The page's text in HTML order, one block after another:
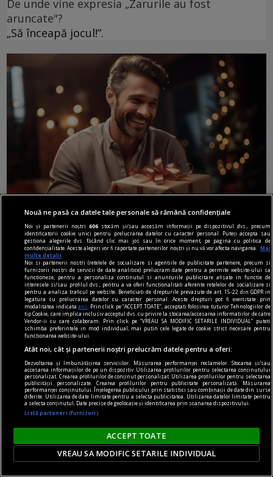
De unde vine expresia „Zarurile au fost
aruncate"?
„Să înceapă jocul!”.
publicitate
Idei de cadouri pentru bărbații din viața ta - ce să
le dăruiești, în funcție de relația dintre voi
Așa că, o idee bună este să notezi fiecare link pe
care ți-l trimite amicul tău, pentru a fi mai ușor
să îi găsești cadoul ideal.
Nouă ne pasă ca datele tale personale să rămână confidențiale
Noi și partenerii noștri606 stocăm și/sau accesăm informații pe dispozitivul dvs., precum
identificatorii cookie unici pentru prelucrarea datelor cu caracter personal. Puteți accepta sau
gestiona alegerile dvs. făcând clic mai jos sau în orice moment, pe pagina cu politica de
confidențialitate. Aceste alegeri vor fi raportate partenerilor noștri și nu vă vor afecta navigarea.
Mai
multe detalii
Noi si partenerii nostri (retelele de socializare si agentiile de publicitate partenere, precum si
furnizorii nostri de servicii de date analitice) prelucram date pentru a permite website-ului sa
functioneze, pentru a personaliza continutul si anunturile publicitare afisate in functie de
interesele si/sau profilul dvs., pentru a va oferi functionalitati aferente retelelor de socializare si
pentru a analiza traficul pe website. Beneficiati de drepturile prevazute de art. 15-22 din GDPR in
legatura cu prelucrarea datelor cu caracter personal. Aceste drepturi pot fi exercitate prin
modalitatea indicataaici
. Prin click pe “ACCEPT TOATE”, acceptati folosirea tuturor Tehnologiilor de
tip Cookie, care implica inclusiv acceptul dvs. cu privire la stocarea/accesarea informatiilor de catre
Vendor-ii cu care colaboram. Prin click pe “VREAU SA MODIFIC SETARILE INDIVIDUAL” puteti
schimba preferintele in mod individual, mai putin cele legate de cookie strict necesare pentru
functionarea website-ului.
Atât noi, cât și partenerii noștri prelucrăm datele pentru a oferi:
Dezvoltarea și îmbunătățirea serviciilor. Măsurarea performanței reclamelor. Stocarea și/sau
accesarea informațiilor de pe un dispozitiv. Utilizarea profilurilor pentru selectarea conținutului
personalizat. Crearea profilurilor de conținut personalizat. Utilizarea profilurilor pentru selectarea
publicității personalizate. Crearea profilurilor pentru publicitate personalizată. Măsurarea
performanței conținutului. Înțelegerea publicului prin statistici sau combinații de date din surse
diferite. Utilizarea de date limitate pentru a selecta publicitatea. Utilizarea datelor limitate pentru
a selecta conținutul. Date precise de geolocație și identificarea prin scanarea dispozitivului.
Listă parteneri (furnizori)
ACCEPT TOATE
VREAU SA MODIFIC SETARILE INDIVIDUAL